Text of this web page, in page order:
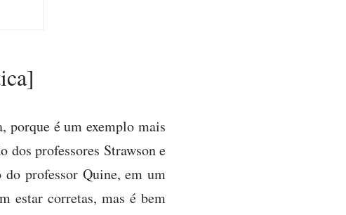
porque é um exemplo mais
dos professores Strawson e
professor Quine, em um
estar corretas, mas é bem